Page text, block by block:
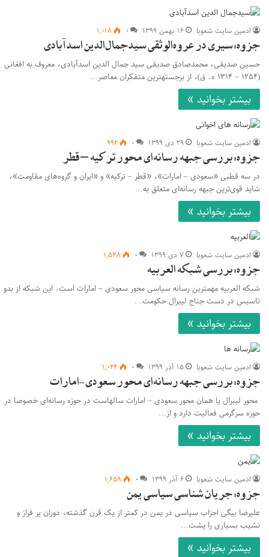
ادمین سایت شعوبا ۱۶ بهمن ۱۳۹۹ ۰ ۱,۰۱۸
جزوه: سیری در عروه‌الوثقی سیدجمال‌الدین اسدآبادی
حسین صدیقی، محمدصادق صدیقی سید جمال الدین اسدآبادی، معروف به افغانی
(۱۲۵۴ – ۱۳۱۴ ه. ق)، از برجسته‎ترین متفکران معاصر…
بیشتر بخوانید »
ادمین سایت شعوبا ۲۹ دی ۱۳۹۹ ۰ ۹۹۲
جزوه: بررسی جبهه رسانه‌ای محور ترکیه – قطر
در سه قطبی «سعودی – امارات»، «قطر – ترکیه» و «ایران و گروه‌های مقاومت»،
شاید قوی‌ترین جبهه رسانه‌ای متعلق به…
بیشتر بخوانید »
ادمین سایت شعوبا ۷ دی ۱۳۹۹ ۰ ۱,۵۴۸
جزوه: بررسی شبکه العربیه
شبکه العربیه مهمترین رسانه سیاسی محور سعودی – امارات است. این شبکه از بدو
تاسیس در دست جناح لیبرال حکومت…
بیشتر بخوانید »
ادمین سایت شعوبا ۱۵ آذر ۱۳۹۹ ۰ ۱,۰۲۴
جزوه: بررسی جبهه رسانه‌ای محور سعودی-امارات
محور لیبرال یا همان محور سعودی – امارات سالهاست در حوزه رسانه‌ای خصوصا در
حوزه سرگرمی فعالیت دارد و از…
بیشتر بخوانید »
ادمین سایت شعوبا ۶ آذر ۱۳۹۹ ۰ ۱,۶۵۸
جزوه: جریان شناسی سیاسی یمن
علیرضا بیگی احزاب سیاسی در یمن در کمتر از یک قرن گذشته، دوران پر فراز و
نشیب بسیاری را پشت…
بیشتر بخوانید »